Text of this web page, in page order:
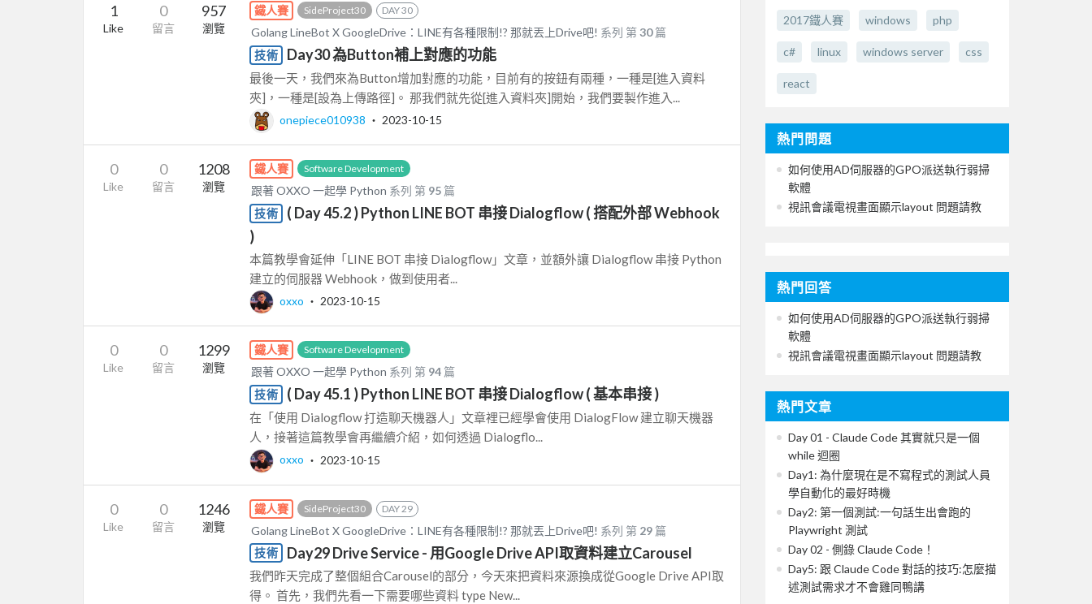
1
Like
0
留言
957
瀏覽
鐵人賽 SideProject30 DAY 30
Golang LineBot X GoogleDrive：LINE有各種限制!? 那就丟上Drive吧! 系列 第30篇
技術
Day30 為Button補上對應的功能
最後一天，我們來為Button增加對應的功能，目前有的按鈕有兩種，一種是[進入資料
夾]，一種是[設為上傳路徑]。 那我們就先從[進入資料夾]開始，我們要製作進入...
onepiece010938 ‧ 2023-10-15
0
Like
0
留言
1208
瀏覽
鐵人賽 Software Development
跟著 OXXO 一起學 Python 系列 第 95 篇
技術
( Day 45.2 ) Python LINE BOT 串接 Dialogflow ( 搭配外部 Webhook
)
本篇教學會延伸「LINE BOT 串接 Dialogflow」文章，並額外讓 Dialogflow 串接 Python
建立的伺服器 Webhook，做到使用者...
oxxo ‧ 2023-10-15
0
Like
0
留言
1299
瀏覽
鐵人賽 Software Development
跟著 OXXO 一起學 Python 系列 第 94 篇
技術
( Day 45.1 ) Python LINE BOT 串接 Dialogflow ( 基本串接 )
在「使用 Dialogflow 打造聊天機器人」文章裡已經學會使用 DialogFlow 建立聊天機器
人，接著這篇教學會再繼續介紹，如何透過 Dialogflo...
oxxo ‧ 2023-10-15
0
Like
0
留言
1246
瀏覽
鐵人賽 SideProject30 DAY 29
Golang LineBot X GoogleDrive：LINE有各種限制!? 那就丟上Drive吧! 系列 第 29 篇
技術
Day29 Drive Service - 用Google Drive API取資料建立Carousel
我們昨天完成了整個組合Carousel的部分，今天來把資料來源換成從Google Drive API取
得。 首先，我們先看一下需要哪些資料 type New...
2017鐵人賽 windows php
c# linux windows server css
react
熱門問題
如何使用AD伺服器的GPO派送執行弱掃
軟體
視訊會議電視畫面顯示layout 問題請教
熱門回答
如何使用AD伺服器的GPO派送執行弱掃
軟體
視訊會議電視畫面顯示layout 問題請教
熱門文章
Day 01 - Claude Code 其實就只是一個
while 迴圈
Day1: 為什麼現在是不寫程式的測試人員
學自動化的最好時機
Day2: 第一個測試:一句話生出會跑的
Playwright 測試
Day 02 - 側錄 Claude Code！
Day5: 跟 Claude Code 對話的技巧:怎麼描
述測試需求才不會雞同鴨講